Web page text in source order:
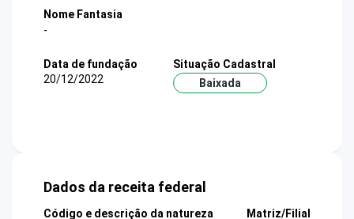
Nome Fantasia
-
Data de fundação
20/12/2022
Situação Cadastral
Baixada
Dados da receita federal
Código e descrição da natureza
Matriz/Filial